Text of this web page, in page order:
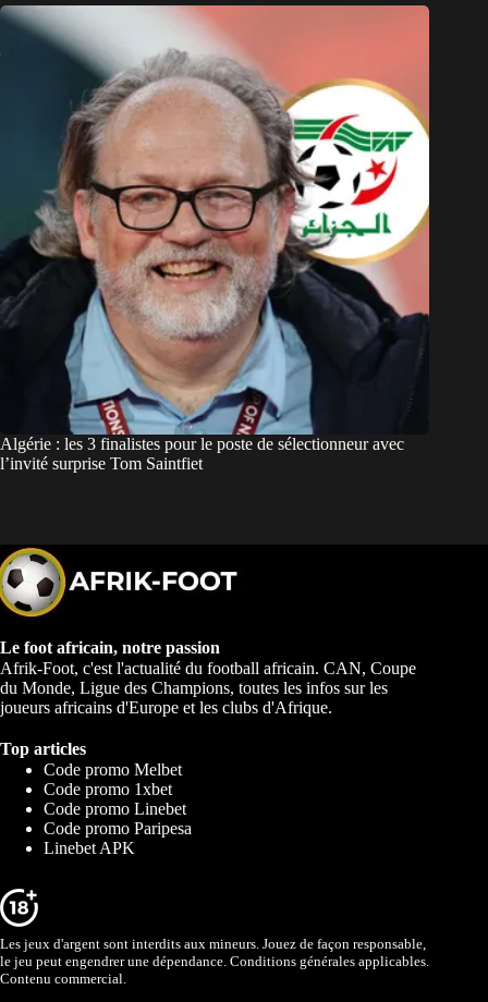
Algérie : les 3 finalistes pour le poste de sélectionneur avec
l’invité surprise Tom Saintfiet
Le foot africain, notre passion
Afrik-Foot, c'est l'actualité du football africain. CAN, Coupe
du Monde, Ligue des Champions, toutes les infos sur les
joueurs africains d'Europe et les clubs d'Afrique.
Top articles
Code promo Melbet
Code promo 1xbet
Code promo Linebet
Code promo Paripesa
Linebet APK
Les jeux d'argent sont interdits aux mineurs. Jouez de façon responsable,
le jeu peut engendrer une dépendance. Conditions générales applicables.
Contenu commercial.